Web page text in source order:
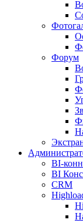
Форум
BI-
BI
CRM